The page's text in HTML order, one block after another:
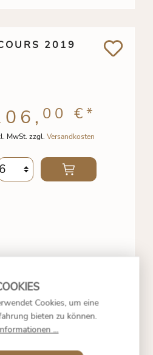
2019
MwSt. zzgl. Versandkosten
00 €*
-
Cookies, um eine
bieten zu können.
...